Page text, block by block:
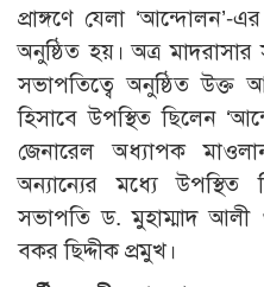
প্রাঙ্গণে যেলা
অনুষ্ঠিত হয়। অত্র
সভাপতিত্বে অনুষ্ঠিত উক্ত
হিসাবে উপস্থিত ছিলেন
জেনারেল অধ্যাপক
অন্যান্যের মধ্যে উপস্থিত
সভাপতি ড. মুহাম্মাদ
বকর ছিদ্দীক প্রমুখ।